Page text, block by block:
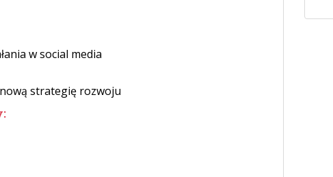
w social media
strategię rozwoju